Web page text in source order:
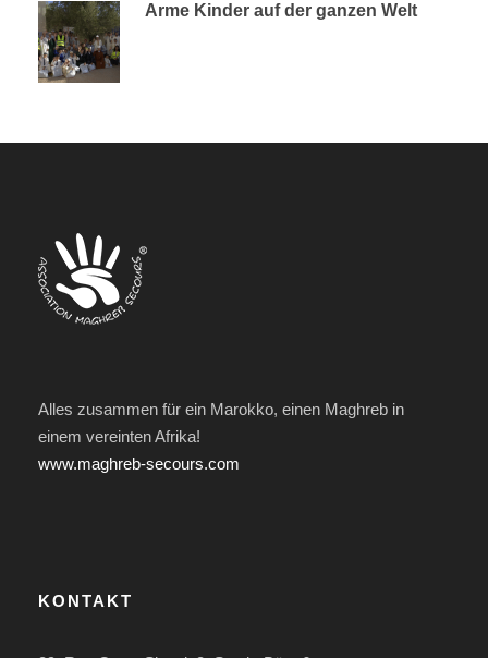
Arme Kinder auf der ganzen Welt
Alles zusammen für ein Marokko, einen Maghreb in
einem vereinten Afrika!
www.maghreb-secours.com
KONTAKT